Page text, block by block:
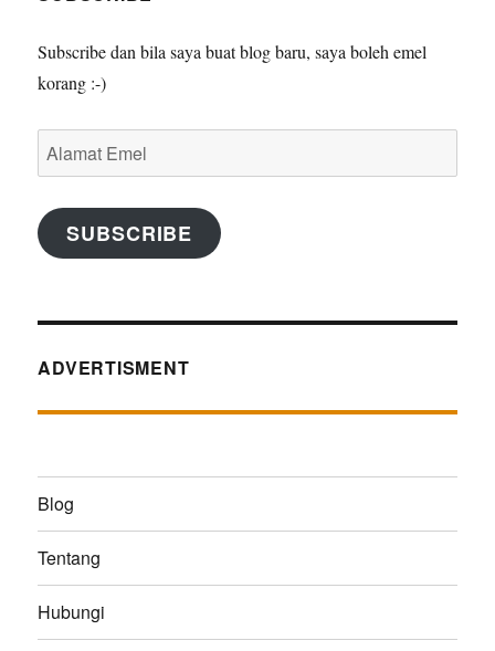
Subscribe dan bila saya buat blog baru, saya boleh emel
korang :-)
Alamat
Emel
SUBSCRIBE
ADVERTISMENT
Blog
Tentang
Hubungi